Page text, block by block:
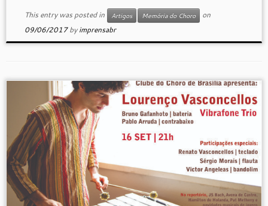
This entry was posted in Artigos Memória do Choro
on
09/06/2017 byimprensabr